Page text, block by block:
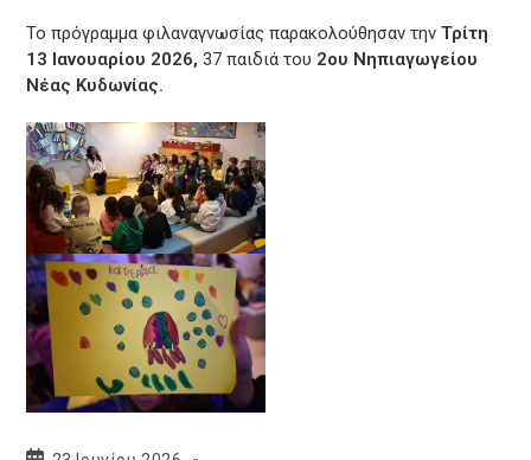
Το πρόγραμμα φιλαναγνωσίας παρακολούθησαν τηνΤρίτη
13 Ιανουαρίου 2026, 37 παιδιά του 2ου Νηπιαγωγείου
Νέας Κυδωνίας.